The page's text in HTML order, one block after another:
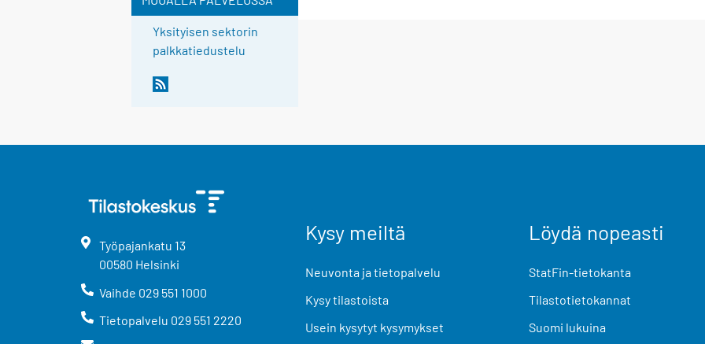
Yksityisen sektorin
palkkatiedustelu
Työpajankatu 13
00580 Helsinki
Vaihde 029 551 1000
Tietopalvelu 029 551 2220
Kysy meiltä
Neuvonta ja tietopalvelu
Kysy tilastoista
Usein kysytyt kysymykset
Löydä nopeasti
StatFin-tietokanta
Tilastotietokannat
Suomi lukuina